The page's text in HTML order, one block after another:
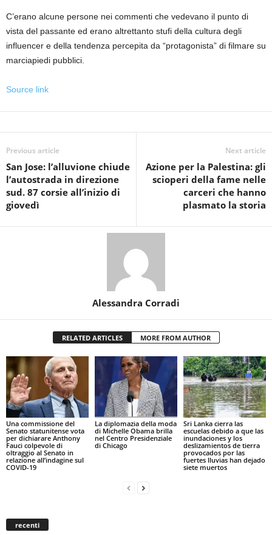
C’erano alcune persone nei commenti che vedevano il punto di
vista del passante ed erano altrettanto stufi della cultura degli
influencer e della tendenza percepita da “protagonista” di filmare su
marciapiedi pubblici.
Source link
Previous article
San Jose: l’alluvione chiude
l’autostrada in direzione
sud. 87 corsie all’inizio di
giovedì
Next article
Azione per la Palestina: gli
scioperi della fame nelle
carceri che hanno
plasmato la storia
Alessandra Corradi
RELATED ARTICLES MORE FROM AUTHOR
Una commissione del
Senato statunitense vota
per dichiarare Anthony
Fauci colpevole di
oltraggio al Senato in
relazione all’indagine sul
COVID-19
La diplomazia della moda
di Michelle Obama brilla
nel Centro Presidenziale
di Chicago
Sri Lanka cierra las
escuelas debido a que las
inundaciones y los
deslizamientos de tierra
provocados por las
fuertes lluvias han dejado
siete muertos
recenti